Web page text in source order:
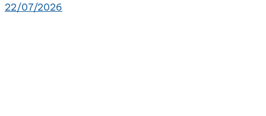
22/07/2026